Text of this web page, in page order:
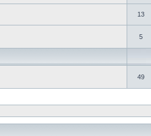
13
5
49